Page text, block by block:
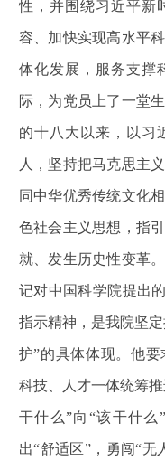
性，并围绕习近平新
容、加快实现高水平
体化发展，服务支撑
际，为党员上了一堂
的十八大以来，以习
人，坚持把马克思主
同中华优秀传统文化
色社会主义思想，指
就、发生历史性变革
记对中国科学院提出
指示精神，是我院坚
护”的具体体现。他要
科技、人才一体统筹
干什么”向“该干什
出“舒适区”，勇闯“无